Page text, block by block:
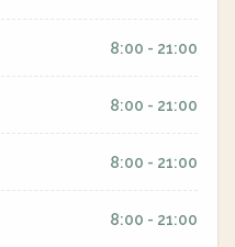
8:00 - 21:00
8:00 - 21:00
8:00 - 21:00
8:00 - 21:00